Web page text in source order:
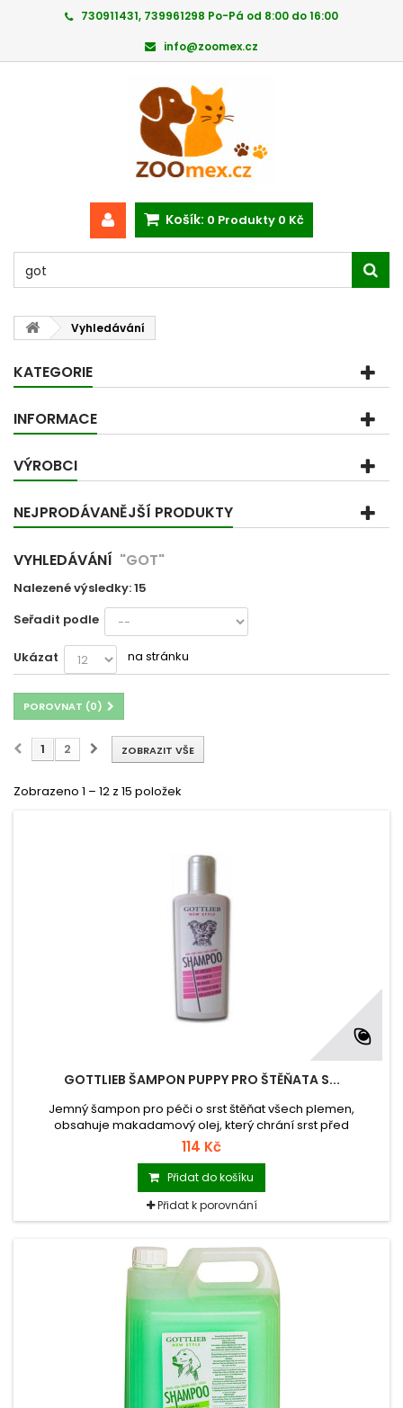
730911431, 739961298 Po-Pá od 8:00 do 16:00
info@zoomex.cz
Košík: 0 Produkty 0 Kč
Vyhledávání
KATEGORIE
INFORMACE
VÝROBCI
NEJPRODÁVANĚJŠÍ PRODUKTY
VYHLEDÁVÁNÍ "GOT"
Nalezené výsledky: 15
Seřadit podle
Ukázat na stránku
POROVNAT (0)
ZOBRAZIT VŠE
1 2
Zobrazeno 1 – 12 z 15 položek
GOTTLIEB ŠAMPON PUPPY PRO ŠTĚŇATA S...
Jemný šampon pro péči o srst štěňat všech plemen,
obsahuje makadamový olej, který chrání srst před
nadměrným maštěním, vytváří ochranný film na srsti i kůži.
114 Kč
Přidat do košíku
Přidat k porovnání